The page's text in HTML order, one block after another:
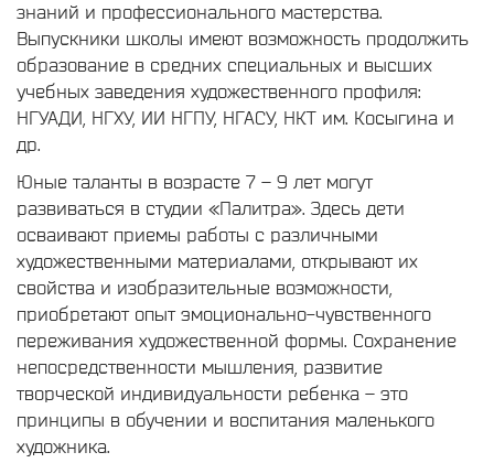
знаний и профессионального мастерства.
Выпускники школы имеют возможность продолжить
образование в средних специальных и высших
учебных заведения художественного профиля:
НГУАДИ, НГХУ, ИИ НГПУ, НГАСУ, НКТ им. Косыгина и
др.
Юные таланты в возрасте 7 – 9 лет могут
развиваться в студии «Палитра». Здесь дети
осваивают приемы работы с различными
художественными материалами, открывают их
свойства и изобразительные возможности,
приобретают опыт эмоционально-чувственного
переживания художественной формы. Сохранение
непосредственности мышления, развитие
творческой индивидуальности ребенка – это
принципы в обучении и воспитания маленького
художника.